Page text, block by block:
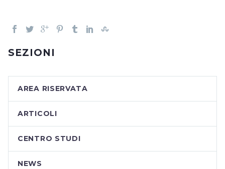
SEZIONI
AREA RISERVATA
ARTICOLI
CENTRO STUDI
NEWS